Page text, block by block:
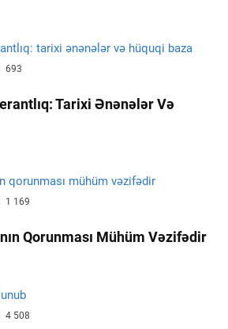
693
Tarixi Ənənələr Və
1 169
Qorunması Mühüm Vəzifədir
4 508